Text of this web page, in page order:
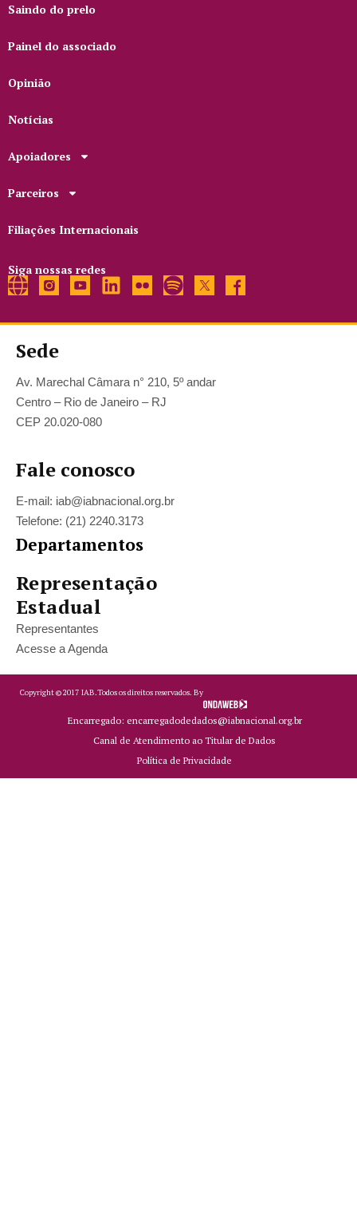
Saindo do prelo
Painel do associado
Opinião
Notícias
Apoiadores
Parceiros
Filiações Internacionais
Siga nossas redes
Sede
Av. Marechal Câmara n° 210, 5º andar
Centro – Rio de Janeiro – RJ
CEP 20.020-080
Fale conosco
E-mail: iab@iabnacional.org.br
Telefone: (21) 2240.3173
Departamentos
Representação
Estadual
Representantes
Acesse a Agenda
Copyright ©2017 IAB.Todos os direitos reservados. By
Encarregado: encarregadodedados@iabnacional.org.br
Canal de Atendimento ao Titular de Dados
Política de Privacidade